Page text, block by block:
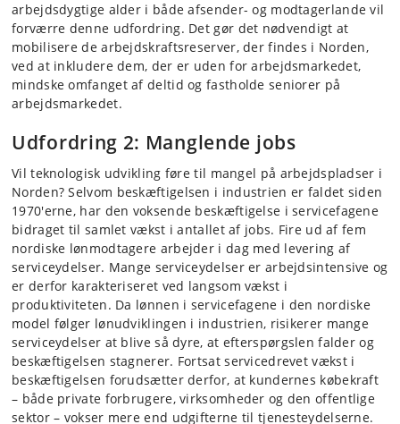
arbejdsdygtige alder i både afsender- og modtagerlande vil
forværre denne udfordring. Det gør det nødvendigt at
mobilisere de arbejdskraftsreserver, der findes i Norden,
ved at inkludere dem, der er uden for arbejdsmarkedet,
mindske omfanget af deltid og fastholde seniorer på
arbejdsmarkedet.
Udfordring 2: Manglende jobs
Vil teknologisk udvikling føre til mangel på arbejdspladser i
Norden? Selvom beskæftigelsen i industrien er faldet siden
1970'erne, har den voksende beskæftigelse i servicefagene
bidraget til samlet vækst i antallet af jobs. Fire ud af fem
nordiske lønmodtagere arbejder i dag med levering af
serviceydelser. Mange serviceydelser er arbejdsintensive og
er derfor karakteriseret ved langsom vækst i
produktiviteten. Da lønnen i servicefagene i den nordiske
model følger lønudviklingen i industrien, risikerer mange
serviceydelser at blive så dyre, at efterspørgslen falder og
beskæftigelsen stagnerer. Fortsat servicedrevet vækst i
beskæftigelsen forudsætter derfor, at kundernes købekraft
– både private forbrugere, virksomheder og den offentlige
sektor – vokser mere end udgifterne til tjenesteydelserne.